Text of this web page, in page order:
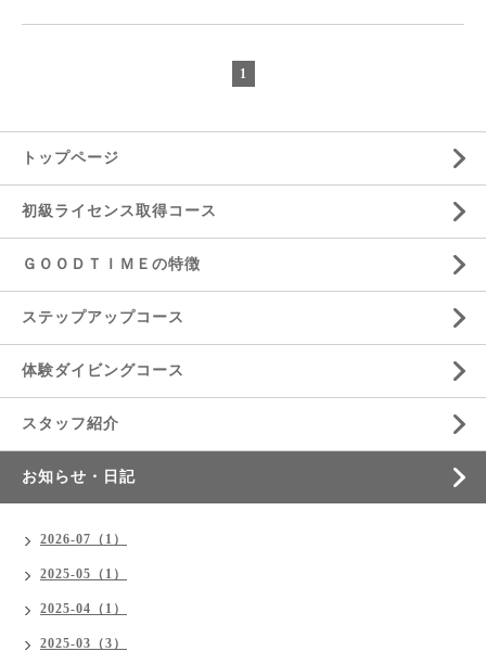
1
トップページ
初級ライセンス取得コース
ＧＯＯＤＴＩＭＥの特徴
ステップアップコース
体験ダイビングコース
スタッフ紹介
お知らせ・日記
2026-07（1）
2025-05（1）
2025-04（1）
2025-03（3）